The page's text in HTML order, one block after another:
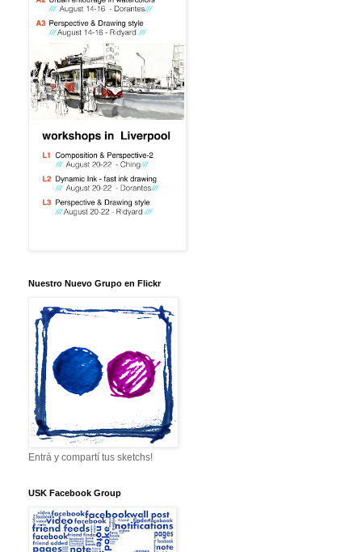
Nuestro Nuevo Grupo en Flickr
Entrá y compartí tus sketchs!
USK Facebook Group